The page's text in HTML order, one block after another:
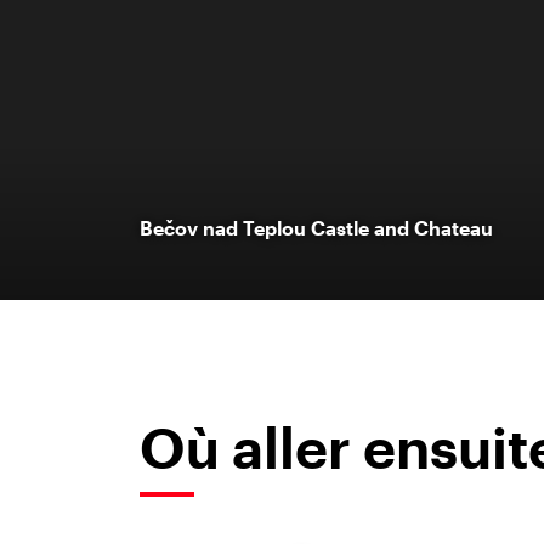
Bečov nad Teplou Castle and Chateau
Où aller